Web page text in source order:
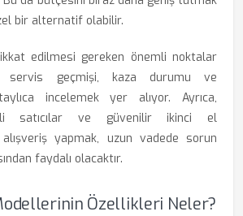
bir alternatif olabilir.
edilmesi gereken önemli noktalar
servis geçmişi, kaza durumu ve
incelemek yer alıyor. Ayrıca,
satıcılar ve güvenilir ikinci el
yapmak, uzun vadede sorun
faydalı olacaktır.
Özellikleri Neler?